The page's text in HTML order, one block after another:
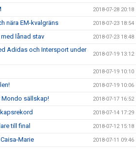
2018-07-28 20:18
nära EM-kvalgräns 2018-07-23 18:54
lånad stav 2018-07-23 18:48
Adidas och Intersport under
2018-07-19 13:12
2018-07-19 10:10
2018-07-19 10:06
Mondo sällskap! 2018-07-17 16:52
2018-07-14 17:29
till final 2018-07-12 15:18
Marie 2018-07-11 09:46